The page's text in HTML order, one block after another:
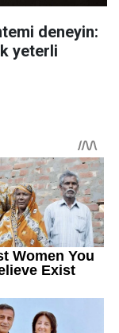
deneyin:
yeterli